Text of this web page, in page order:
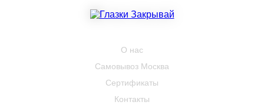
О нас
Самовывоз Москва
Сертификаты
Контакты